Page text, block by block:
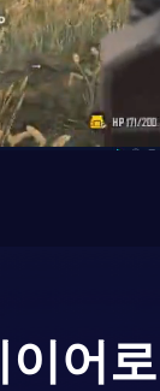
이어로